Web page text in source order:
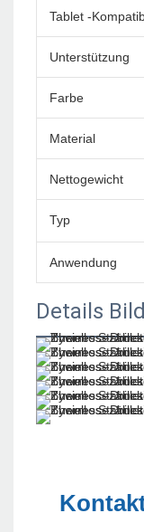
Tablet -
Unterstützung
Farbe
Material
Nettogewicht
Typ
Anwendung
Details